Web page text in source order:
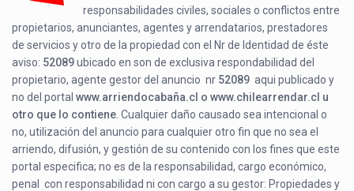
responsabilidades civiles, sociales o conflictos entre
propietarios, anunciantes, agentes y arrendatarios, prestadores
de servicios y otro de la propiedad con el Nr de Identidad de éste
aviso: 52089ubicado enson de exclusiva respondabilidad del
propietario, agente gestor del anuncio nr 52089 aqui publicado y
no del portalwww.arriendocabaña.cl o www.chilearrendar.cl u
otro que lo contiene . Cualquier daño causado sea intencional o
no, utilización del anuncio para cualquier otro fin que no sea el
arriendo, difusión, y gestión de su contenido con los fines que este
portal especifica; no es de la responsabilidad, cargo económico,
penal con responsabilidad ni con cargo a su gestor: Propiedades y